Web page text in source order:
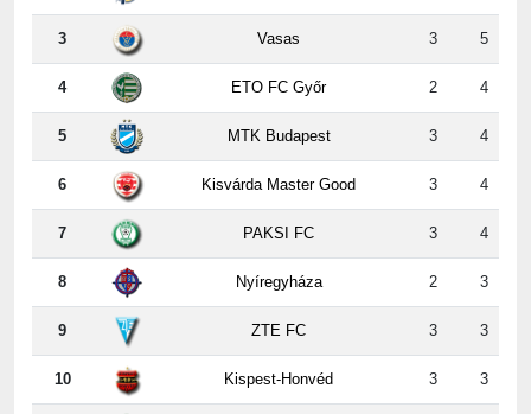
4 ETO FC Győr 2 4
5 MTK Budapest 3 4
6 Kisvárda Master Good 3 4
7 PAKSI FC 3 4
8 Nyíregyháza 2 3
9 ZTE FC 3 3
10 Kispest-Honvéd 3 3
11 Ferencvárosi TC 2 1